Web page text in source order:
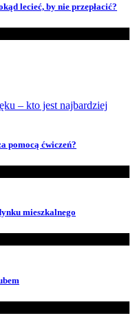
lecieć, by nie przepłacić?
pomocą ćwiczeń?
mieszkalnego